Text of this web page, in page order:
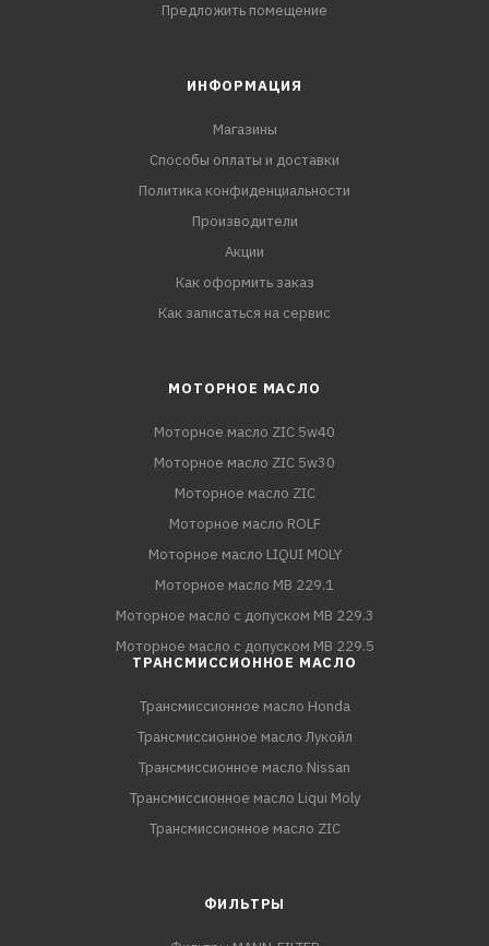
Предложить помещение
ИНФОРМАЦИЯ
Магазины
Способы оплаты и доставки
Политика конфиденциальности
Производители
Акции
Как оформить заказ
Как записаться на сервис
МОТОРНОЕ МАСЛО
Моторное масло ZIC 5w40
Моторное масло ZIC 5w30
Моторное масло ZIC
Моторное масло ROLF
Моторное масло LIQUI MOLY
Моторное масло MB 229.1
Моторное масло с допуском MB 229.3
Моторное масло с допуском MB 229.5
ТРАНСМИССИОННОЕ МАСЛО
Трансмиссионное масло Honda
Трансмиссионное масло Лукойл
Трансмиссионное масло Nissan
Трансмиссионное масло Liqui Moly
Трансмиссионное масло ZIC
ФИЛЬТРЫ